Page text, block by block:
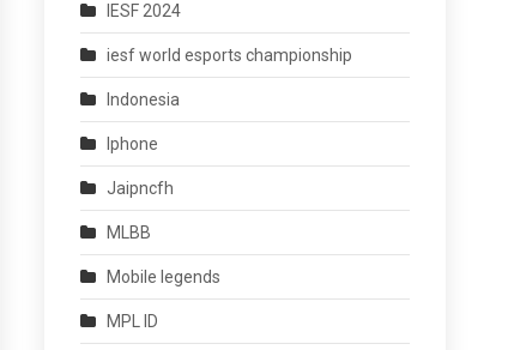
IESF 2024
iesf world esports championship
Indonesia
Iphone
Jaipncfh
MLBB
Mobile legends
MPL ID